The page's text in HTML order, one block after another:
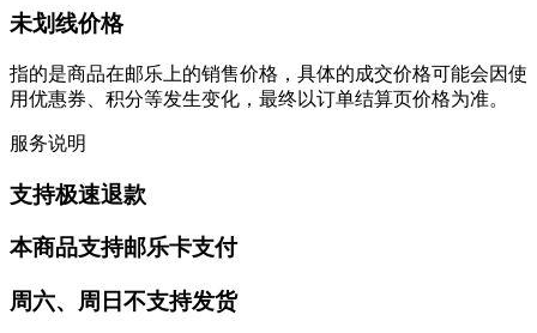
未划线价格
指的是商品在邮乐上的销售价格，具体的成交价格可能会因使
用优惠券、积分等发生变化，最终以订单结算页价格为准。
服务说明
支持极速退款
本商品支持邮乐卡支付
周六、周日不支持发货